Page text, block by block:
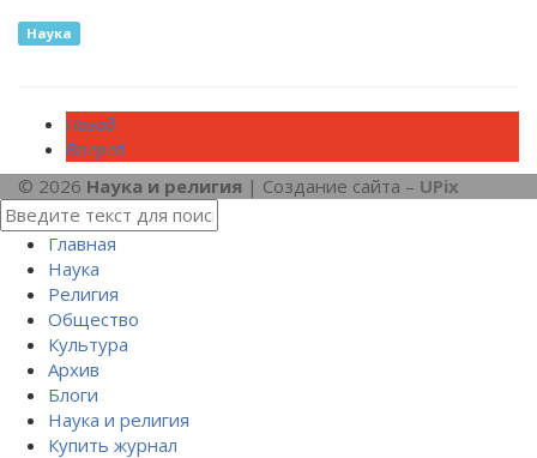
Наука
Назад
Вперед
© 2026 Наука и религия | Создание сайта – UPix
Главная
Наука
Религия
Общество
Культура
Архив
Блоги
Наука и религия
Купить журнал